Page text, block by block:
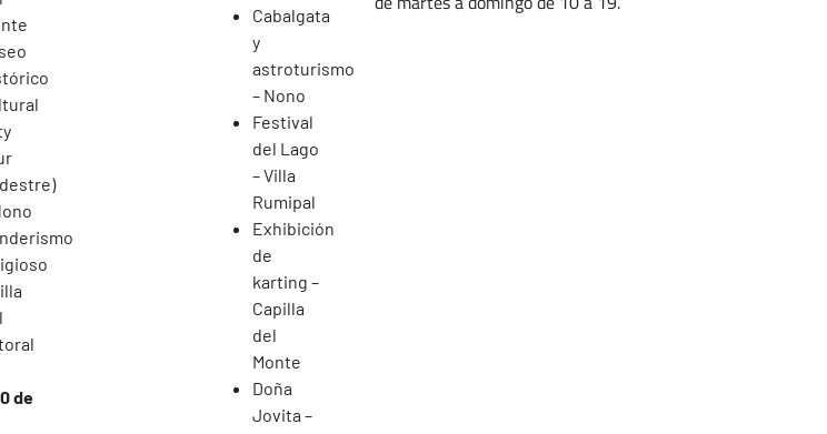
de
Cabalgata
y
astroturismo
– Nono
Festival
del Lago
– Villa
Rumipal
Exhibición
de
karting –
Capilla
del
Monte
Doña
Jovita –